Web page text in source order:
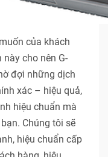
của khách
cho nên G-
đợi những dịch
xác – hiệu quả,
hiệu chuẩn mà
Chúng tôi sẽ
hiệu chuẩn cấp